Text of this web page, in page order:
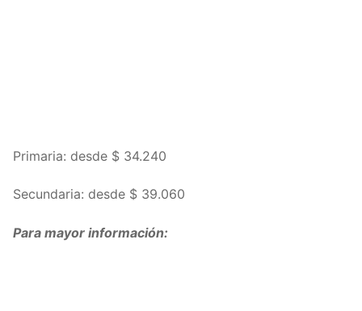
Primaria: desde $ 34.240
Secundaria: desde $ 39.060
Para mayor información: